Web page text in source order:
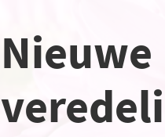
Nieuwe